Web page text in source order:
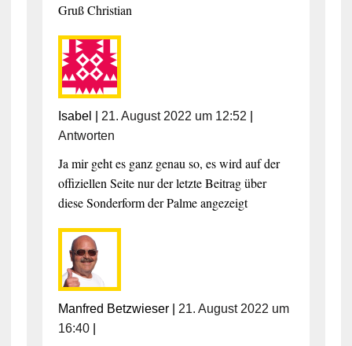
Gruß Christian
Isabel 21. August 2022 um 12:52
Antworten
Ja mir geht es ganz genau so, es wird auf der
offiziellen Seite nur der letzte Beitrag über
diese Sonderform der Palme angezeigt
Manfred Betzwieser| 21. August 2022 um
16:40|